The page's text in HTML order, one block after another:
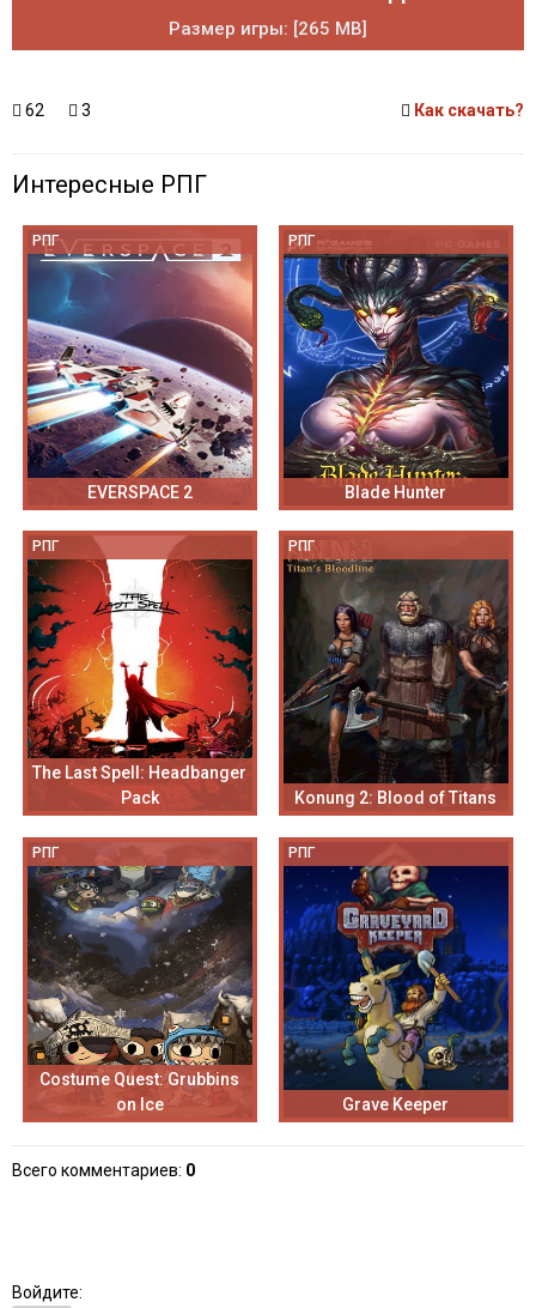
Размер игры: [265 MB]
62 3 Как скачать?
Интересные РПГ
РПГ
EVERSPACE 2
РПГ
Blade Hunter
РПГ
The Last Spell: Headbanger
Pack
РПГ
Konung 2: Blood of Titans
РПГ
Costume Quest: Grubbins
on Ice
РПГ
Grave Keeper
Всего комментариев: 0
Войдите: